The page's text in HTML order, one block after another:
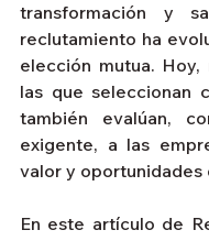
transformación y
reclutamiento ha
elección mutua.
las que seleccionan
también evalúan,
exigente, a las
valor y oportunidades
En este artículo de